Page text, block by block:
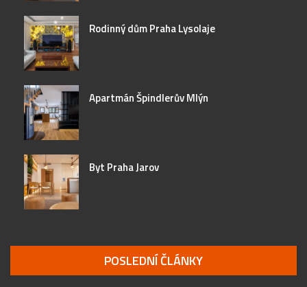
Rodinný dům Praha Lysolaje
Apartmán Špindlerův Mlýn
Byt Praha Jarov
POSLEDNÍ ČLÁNKY